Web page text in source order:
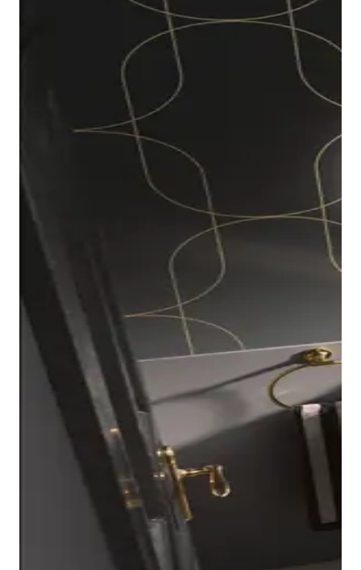
I diversi colori conferiscono un tocco di stile. Il piatto
doccia è infatti disponibile nei colori Bianco opaco e